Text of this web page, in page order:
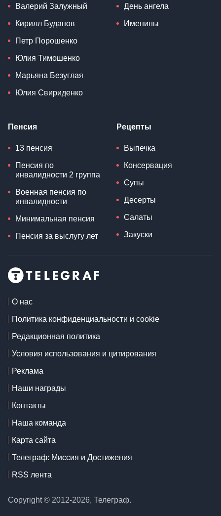
Валерий Залужный
Кирилл Буданов
Петр Порошенко
Юлия Тимошенко
Марьяна Безуглая
Юлия Свириденко
День ангела
Именины
Пенсия
13 пенсия
Пенсия по
инвалидности 2 группа
Военная пенсия по
инвалидности
Минимальная пенсия
Пенсия за выслугу лет
Рецепты
Выпечка
Консервация
Супы
Десерты
Салаты
Закуски
О нас
Политика конфиденциальности и cookie
Редакционная политика
Условия использования и цитирования
Реклама
Наши награды
Контакты
Наша команда
Карта сайта
Телеграф: Миссия и Достижения
RSS лента
Copyright © 2012-2026, Телеграф.